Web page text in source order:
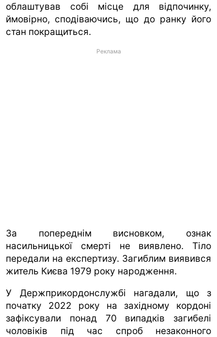
облаштував собі місце для відпочинку,
ймовірно, сподіваючись, що до ранку його
стан покращиться.
Реклама
За попереднім висновком, ознак
насильницької смерті не виявлено. Тіло
передали на експертизу. Загиблим виявився
житель Києва 1979 року народження.
У Держприкордонслужбі нагадали, що з
початку 2022 року на західному кордоні
зафіксували понад 70 випадків загибелі
чоловіків під час спроб незаконного